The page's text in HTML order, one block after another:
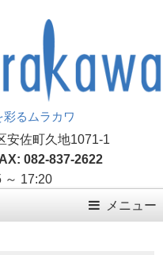
るムラカワ
安佐町久地1071-1
082-837-2622
～ 17:20
メニュー